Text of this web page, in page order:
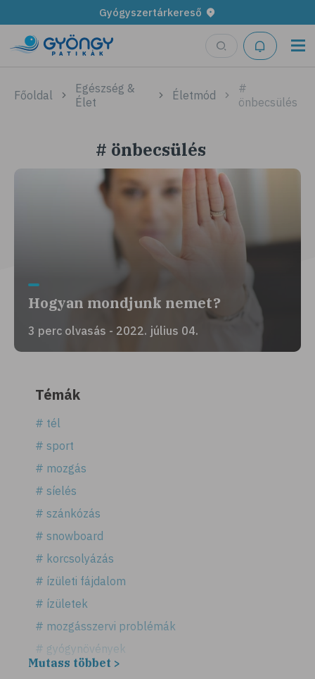
Gyógyszertárkereső
Főoldal
Egészség &
Élet
Életmód
#
önbecsülés
# önbecsülés
Hogyan mondjunk nemet?
3 perc olvasás - 2022. július 04.
Témák
# tél
# sport
# mozgás
# síelés
# szánkózás
# snowboard
# korcsolyázás
# ízületi fájdalom
# ízületek
# mozgásszervi problémák
# gyógynövények
# hátfájás
Mutass többet >